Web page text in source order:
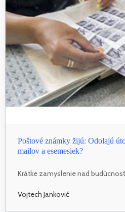
Poštové známky žijú: Odolajú
mailov a esemesiek?
Krátke zamyslenie nad
Vojtech Jankovič